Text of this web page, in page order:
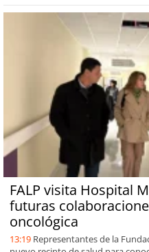
FALP visita Hospital
futuras
oncológica
13:19 Representantes de la